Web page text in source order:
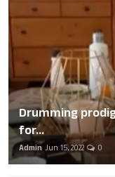
Drumming
for...
Admin Jun 15, 2022 0